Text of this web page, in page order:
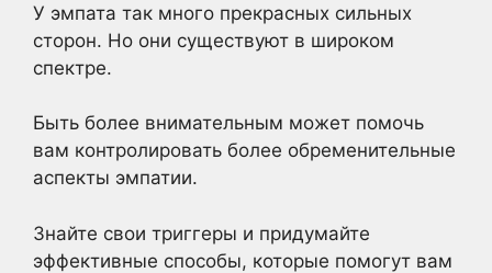
У эмпата так много прекрасных сильных
сторон. Но они существуют в широком
спектре.
Быть более внимательным может помочь
вам контролировать более обременительные
аспекты эмпатии.
Знайте свои триггеры и придумайте
эффективные способы, которые помогут вам